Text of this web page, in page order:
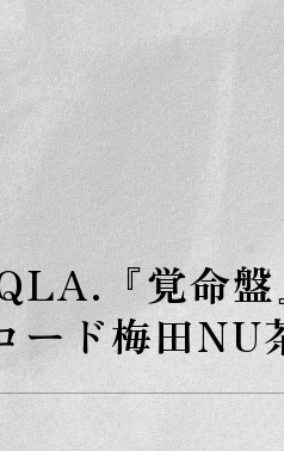
『覚命
ード梅田NU